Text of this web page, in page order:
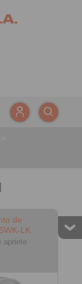
de
LK
apriete